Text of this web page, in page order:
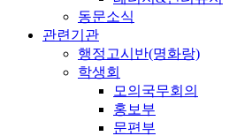
동문소식
관련기관
행정고시반(명화랑)
학생회
모의국무회의
홍보부
문편부